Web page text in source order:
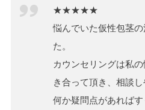
★★★★★
悩んでいた仮性包茎
た。
カウンセリングは私
き合って頂き、相談し
何か疑問点があればす